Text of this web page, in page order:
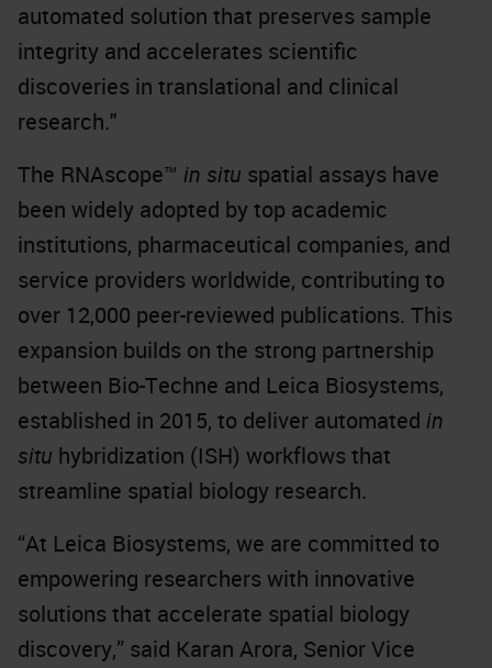
automated solution that preserves sample
integrity and accelerates scientific
discoveries in translational and clinical
research."
The RNAscope™ in situ spatial assays have
been widely adopted by top academic
institutions, pharmaceutical companies, and
service providers worldwide, contributing to
over 12,000 peer-reviewed publications. This
expansion builds on the strong partnership
between Bio-Techne and Leica Biosystems,
established in 2015, to deliver automated in
situ hybridization (ISH) workflows that
streamline spatial biology research.
“At Leica Biosystems, we are committed to
empowering researchers with innovative
solutions that accelerate spatial biology
discovery,” said Karan Arora, Senior Vice